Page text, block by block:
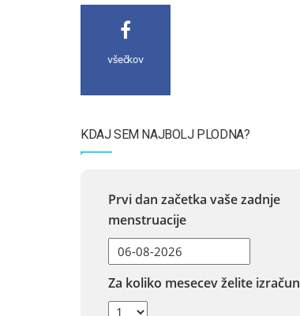
všečkov
KDAJ SEM NAJBOLJ PLODNA?
Prvi dan začetka vaše zadnje
menstruacije
Za koliko mesecev želite izračun